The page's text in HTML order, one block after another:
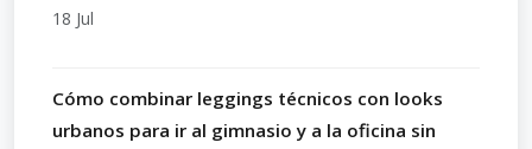
18 Jul
Cómo combinar leggings técnicos con looks
urbanos para ir al gimnasio y a la oficina sin